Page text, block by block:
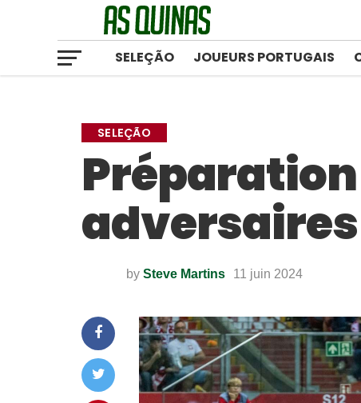
SELEÇÃO JOUEURS PORTUGAIS
SELEÇÃO
Préparation
by Steve Martins 11 juin 2024